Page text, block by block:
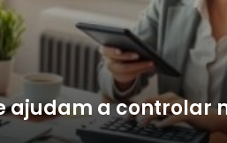
ajudam a controlar